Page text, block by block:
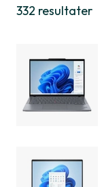
332 resultater